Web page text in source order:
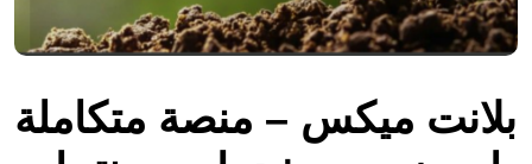
بلانت ميكس – منصة متكاملة